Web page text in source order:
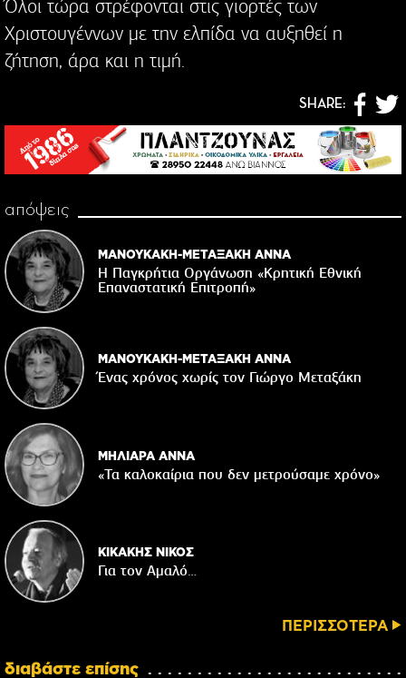
Όλοι τώρα στρέφονται στις γιορτές των
Χριστουγέννων με την ελπίδα να αυξηθεί η
ζήτηση, άρα και η τιμή.
SHARE:
απόψεις
ΜΑΝΟΥΚΑΚΗ-ΜΕΤΑΞΑΚΗ ΑΝΝΑ
Η Παγκρήτια Οργάνωση «Κρητική Εθνική
Επαναστατική Eπιτροπή»
ΜΑΝΟΥΚΑΚΗ-ΜΕΤΑΞΑΚΗ ΑΝΝΑ
Ένας χρόνος χωρίς τον Γιώργο Μεταξάκη
ΜΗΛΙΑΡΑ ΑΝΝΑ
«Τα καλοκαίρια που δεν μετρούσαμε χρόνο»
ΚΙΚΑΚΗΣ ΝΙΚΟΣ
Για τον Αμαλό…
ΠΕΡΙΣΣΟΤΕΡΑ
διαβάστε επίσης